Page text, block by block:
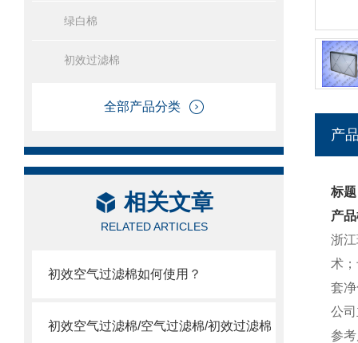
绿白棉
初效过滤棉
全部产品分类
相关文章
RELATED ARTICLES
初效空气过滤棉如何使用？
初效空气过滤棉/空气过滤棉/初效过滤棉
产
标
产
浙
术
套
公
参